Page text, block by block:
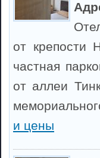
от крепости
частная
от аллеи
и цены